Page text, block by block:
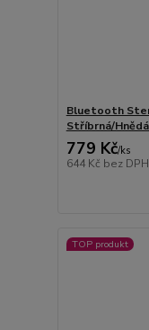
Bluetooth
Stříbrná/
779 Kč/ks
644 Kč bez
TOP produkt